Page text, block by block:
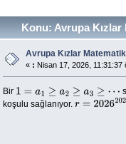
Konu: Avrupa Kızlar
Avrupa Kızlar
« : Nisan 17, 2026, 11:31:37
Bir 1=a1≥a 2≥a3≥ ⋯
koşulu sağlanıyor. r= 20262026